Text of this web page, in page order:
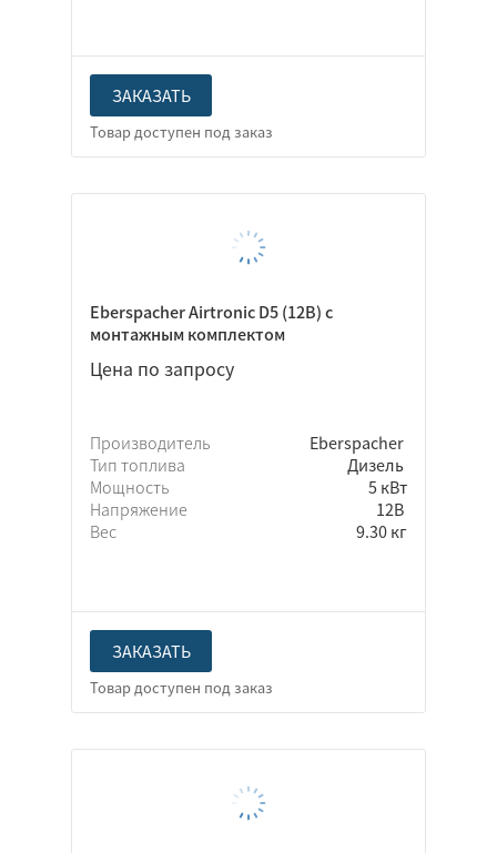
ЗАКАЗАТЬ
Eberspacher Airtronic D5 (12В) с
монтажным комплектом
Цена по запросу
Производитель
Eberspacher
Тип топлива
Дизель
Мощность
5 кВт
Напряжение
12В
Вес
9.30 кг
ЗАКАЗАТЬ